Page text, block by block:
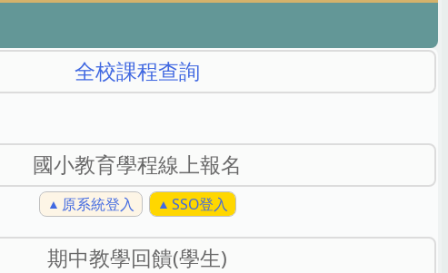
全校課程查詢
國小教育學程線上報名
原系統登入 SSO登入
期中教學回饋(學生)